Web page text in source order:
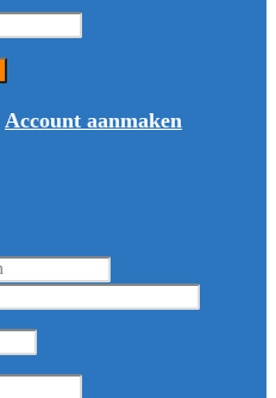
Account aanmaken